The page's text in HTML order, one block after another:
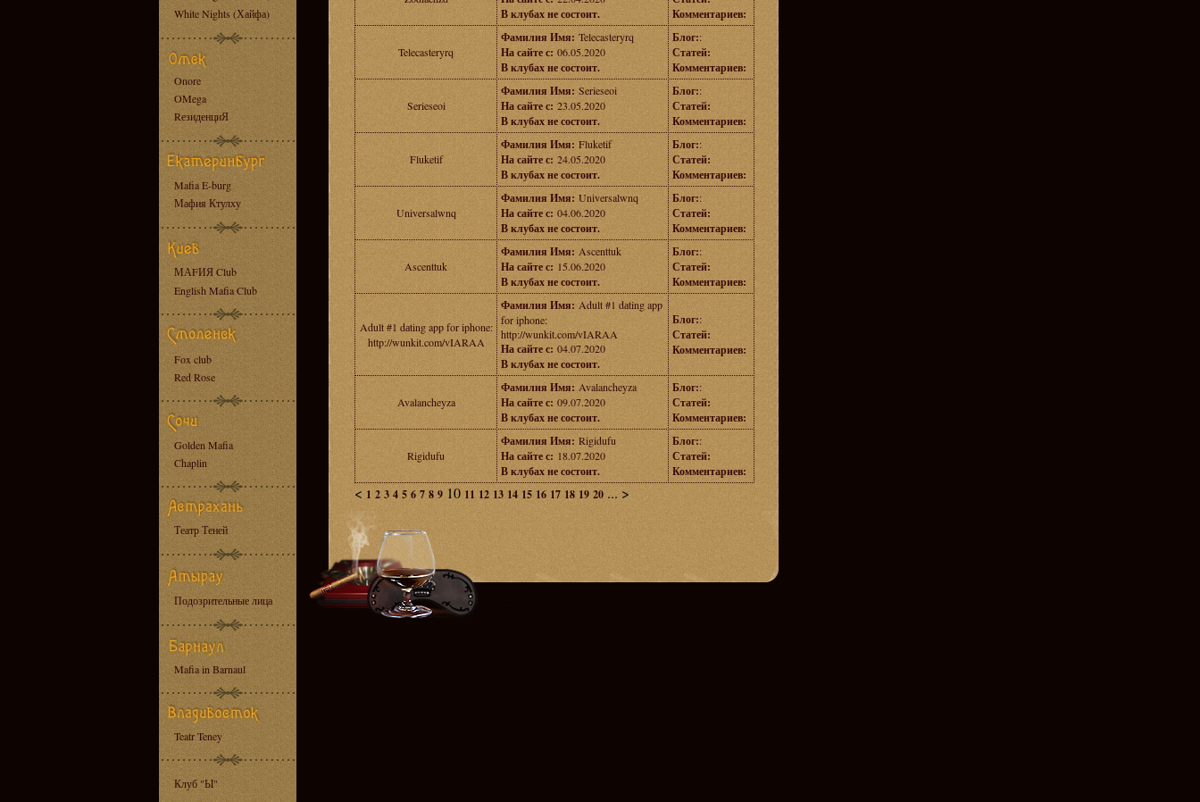
White Nights (Хайфа)
Onore
OMega
RезиденциЯ
Mafia E-burg
Мафия Ктулху
МАFИЯ Club
English Mafia Club
Fox club
Red Rose
Golden Mafia
Chaplin
Театр Теней
Подозрительные лица
Mafia in Barnaul
Teatr Teney
Клуб "Ы"
В клубах не состоит.
Комментариев:
Telecasteryrq
Фамилия Имя: Telecasteryrq
На сайте с: 06.05.2020
В клубах не состоит.
Блог::
Статей:
Комментариев:
Serieseoi
Фамилия Имя: Serieseoi
На сайте с: 23.05.2020
В клубах не состоит.
Блог::
Статей:
Комментариев:
Fluketif
Фамилия Имя: Fluketif
На сайте с: 24.05.2020
В клубах не состоит.
Блог::
Статей:
Комментариев:
Universalwnq
Фамилия Имя: Universalwnq
На сайте с: 04.06.2020
В клубах не состоит.
Блог::
Статей:
Комментариев:
Ascenttuk
Фамилия Имя: Ascenttuk
На сайте с: 15.06.2020
В клубах не состоит.
Блог::
Статей:
Комментариев:
Adult #1 dаting app for iphone:
http://wunkit.com/vIARAA
Фамилия Имя: Adult #1 dаting app
for iphone:
http://wunkit.com/vIARAA
На сайте с: 04.07.2020
В клубах не состоит.
Блог::
Статей:
Комментариев:
Avalancheyza
Фамилия Имя: Avalancheyza
На сайте с: 09.07.2020
В клубах не состоит.
Блог::
Статей:
Комментариев:
Rigidufu
Фамилия Имя: Rigidufu
На сайте с: 18.07.2020
В клубах не состоит.
Блог::
Статей:
Комментариев:
< 1 2 3 4 5 6 7 8 9 10 11 12 13 14 15 16 17 18 19 20 ... >